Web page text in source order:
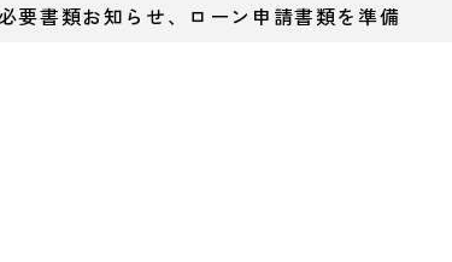
要書類お知らせ、ローン申請書類を準備